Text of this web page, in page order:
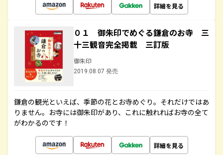
詳細を見る
０１ 御朱印でめぐる鎌倉のお寺 三
十三観音完全掲載 三訂版
御朱印
2019.08.07 発売
鎌倉の観光といえば、季節の花とお寺めぐり。それだけではあ
りません。お寺には御朱印があり、これに触れればお寺の全て
がわかるのです！
詳細を見る